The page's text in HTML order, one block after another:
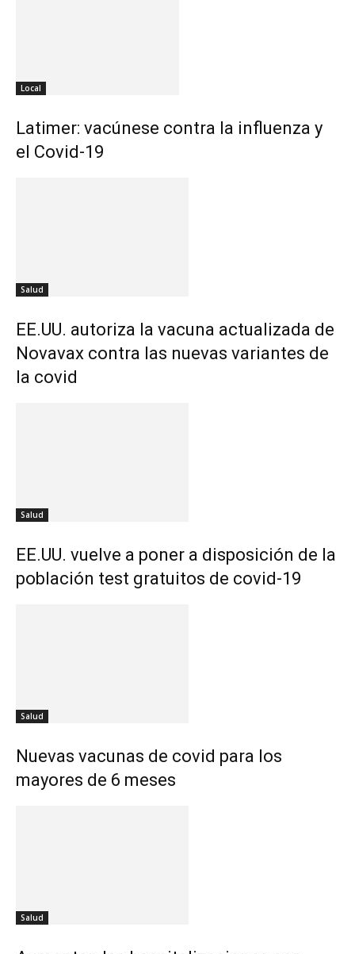
Local
Latimer: vacúnese contra la influenza y
el Covid-19
Salud
EE.UU. autoriza la vacuna actualizada de
Novavax contra las nuevas variantes de
la covid
Salud
EE.UU. vuelve a poner a disposición de la
población test gratuitos de covid-19
Salud
Nuevas vacunas de covid para los
mayores de 6 meses
Salud